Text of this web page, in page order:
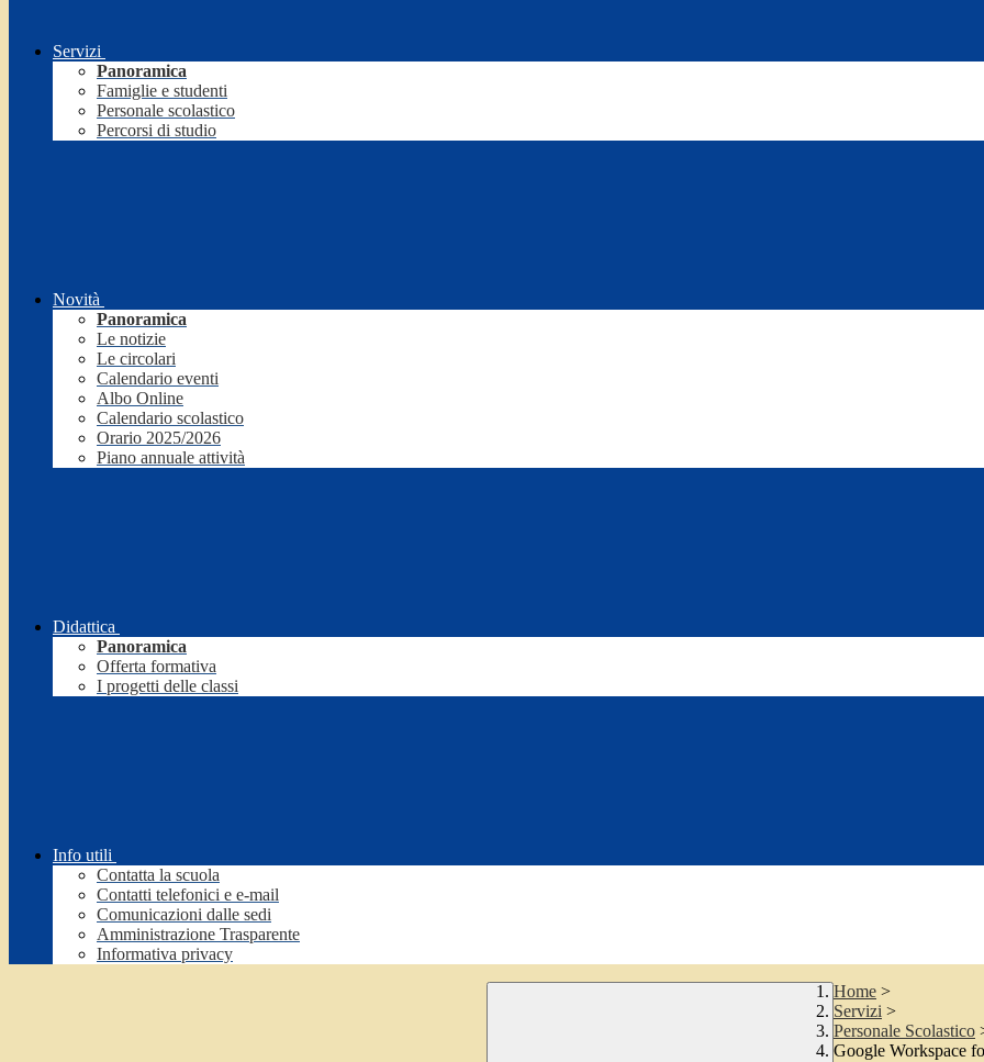
Servizi
Panoramica
Famiglie e studenti
Personale scolastico
Percorsi di studio
Novità
Panoramica
Le notizie
Le circolari
Calendario eventi
Albo Online
Calendario scolastico
Orario 2025/2026
Piano annuale attività
Didattica
Panoramica
Offerta formativa
I progetti delle classi
Info utili
Contatta la scuola
Contatti telefonici e e-mail
Comunicazioni dalle sedi
Amministrazione Trasparente
Informativa privacy
Home >
Servizi >
Personale Scolastico
Google Workspace